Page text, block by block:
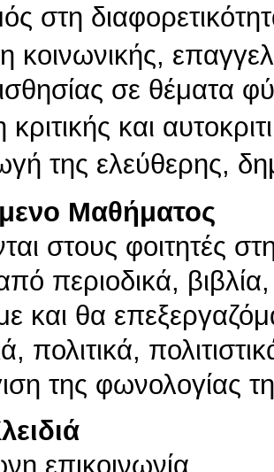
στη
κοινωνικής,
σε θέματα
και
της ελεύθερης,
Μαθήματος
στους φοιτητές
περιοδικά,
και θα
πολιτικά,
της φωνολογίας
επικοινωνία